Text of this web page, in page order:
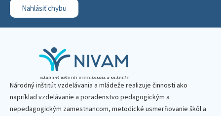
Nahlásiť chybu
Národný inštitút vzdelávania a mládeže realizuje činnosti ako
napríklad vzdelávanie a poradenstvo pedagogickým a
nepedagogickým zamestnancom, metodické usmerňovanie škôl a